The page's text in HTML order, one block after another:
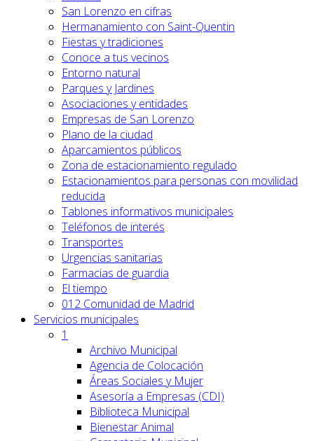
San Lorenzo en cifras
Hermanamiento con Saint-Quentin
Fiestas y tradiciones
Conoce a tus vecinos
Entorno natural
Parques y Jardines
Asociaciones y entidades
Empresas de San Lorenzo
Plano de la ciudad
Aparcamientos públicos
Zona de estacionamiento regulado
Estacionamientos para personas con movilidad
reducida
Tablones informativos municipales
Teléfonos de interés
Transportes
Urgencias sanitarias
Farmacias de guardia
El tiempo
012 Comunidad de Madrid
Servicios municipales
1
Archivo Municipal
Agencia de Colocación
Áreas Sociales y Mujer
Asesoría a Empresas (CDI)
Biblioteca Municipal
Bienestar Animal